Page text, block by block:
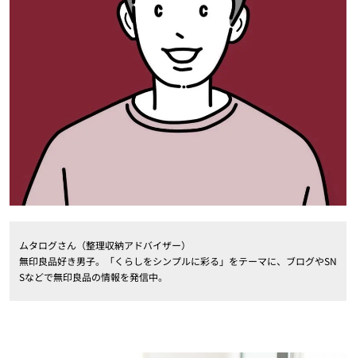
ムタログさん（整理収納アドバイザー）
無印良品好き男子。「くらしをシンプルに彩る」をテーマに、ブログやSN
Sなどで無印良品の情報を発信中。